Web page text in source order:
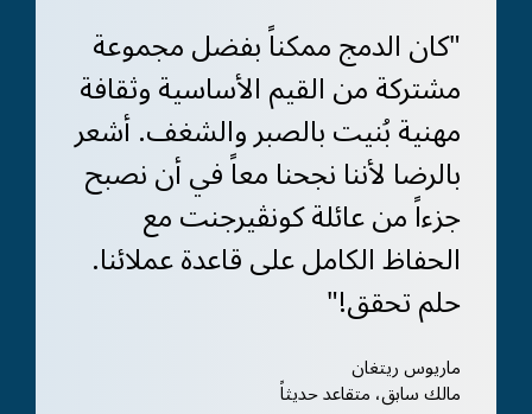
"كان الدمج ممكناً بفضل مجموعة
مشتركة من القيم الأساسية وثقافة
مهنية بُنيت بالصبر والشغف. أشعر
بالرضا لأننا نجحنا معاً في أن نصبح
جزءاً من عائلة كونڤيرجنت مع
الحفاظ الكامل على قاعدة عملائنا.
حلم تحقق!"
ماريوس ريتغان
مالك سابق، متقاعد حديثاً